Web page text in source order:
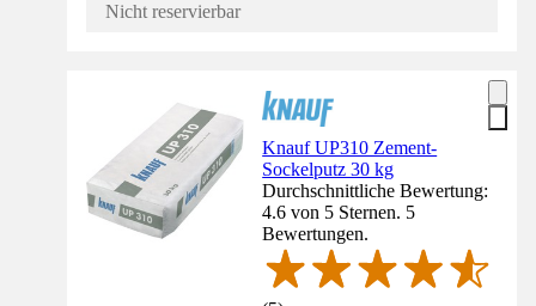
Nicht reservierbar
Knauf UP310 Zement-
Sockelputz 30 kg
Durchschnittliche Bewertung:
4.6 von 5 Sternen. 5
Bewertungen.